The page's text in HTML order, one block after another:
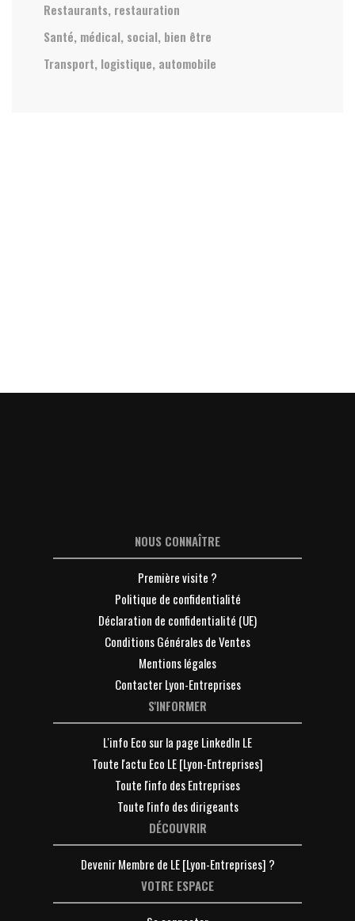
Restaurants, restauration
Santé, médical, social, bien être
Transport, logistique, automobile
NOUS CONNAÎTRE
Première visite ?
Politique de confidentialité
Déclaration de confidentialité (UE)
Conditions Générales de Ventes
Mentions légales
Contacter Lyon-Entreprises
S'INFORMER
L'info Eco sur la page LinkedIn LE
Toute l'actu Eco LE [Lyon-Entreprises]
Toute l'info des Entreprises
Toute l'info des dirigeants
DÉCOUVRIR
Devenir Membre de LE [Lyon-Entreprises] ?
VOTRE ESPACE